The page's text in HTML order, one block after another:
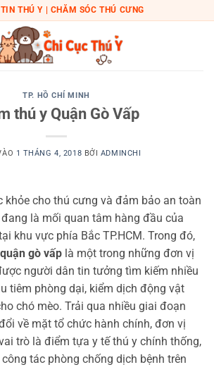
THÚ Y | CHĂM SÓC THÚ CƯNG
TP. HỒ CHÍ MINH
thú y Quận Gò Vấp
1 THÁNG 4, 2018 BỞI ADMINCHI
khỏe cho thú cưng và đảm bảo an toàn
là mối quan tâm hàng đầu của
khu vực phía Bắc TP.HCM. Trong đó,
gò vấp là một trong những đơn vị
người dân tin tưởng tìm kiếm nhiều
tiêm phòng dại, kiểm dịch động vật
chó mèo. Trải qua nhiều giai đoạn
về mặt tổ chức hành chính, đơn vị
trò là điểm tựa y tế thú y chính thống,
tác phòng chống dịch bệnh trên